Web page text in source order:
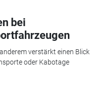
bei
verstärkt einen Blick
oder Kabotage